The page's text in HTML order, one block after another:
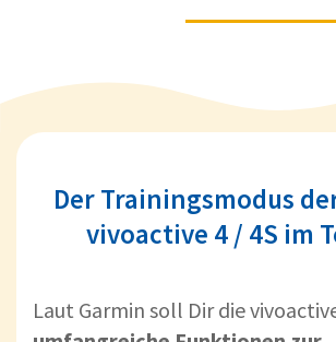
Der Trainingsmodus
vivoactive 4 / 4S im
Laut Garmin soll Dir die